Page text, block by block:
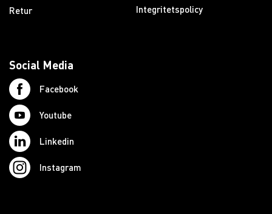
Retur
Integritetspolicy
Social Media
Facebook
Youtube
Linkedin
Instagram